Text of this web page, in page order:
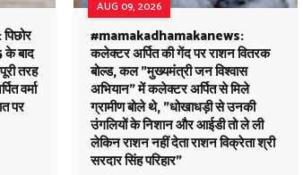
के बाद
तरह
वर्मा
पर
AUG 09, 2026
#mamakadhamakanews:
कलेक्टर अर्पित की गेंद पर राशन वितरक
बोल्ड, कल "मुख्यमंत्री जन विश्वास
अभियान" में कलेक्टर अर्पित से मिले
ग्रामीण बोले थे, "धोखाधड़ी से उनकी
उंगलियों के निशान और आईडी तो ले ली
लेकिन राशन नहीं देता राशन विक्रेता श्री
सरदार सिंह परिहार"